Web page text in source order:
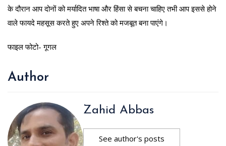
के दौरान आप दोनों को मर्यादित भाषा और हिंसा से बचना चाहिए तभी आप इससे होने
वाले फायदे महसूस करते हुए अपने रिश्ते को मजबूत बना पाएंगे।
फाइल फोटो- गूगल
Author
Zahid Abbas
See author's posts